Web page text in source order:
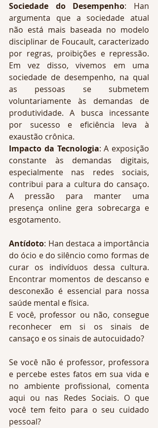
Sociedade do Desempenho: Han
argumenta que a sociedade atual
não está mais baseada no modelo
disciplinar de Foucault, caracterizado
por regras, proibições e repressão.
Em vez disso, vivemos em uma
sociedade de desempenho, na qual
as pessoas se submetem
voluntariamente às demandas de
produtividade. A busca incessante
por sucesso e eficiência leva à
exaustão crônica.
Impacto da Tecnologia: A exposição
constante às demandas digitais,
especialmente nas redes sociais,
contribui para a cultura do cansaço.
A pressão para manter uma
presença online gera sobrecarga e
esgotamento.
Antídoto: Han destaca a importância
do ócio e do silêncio como formas de
curar os indivíduos dessa cultura.
Encontrar momentos de descanso e
desconexão é essencial para nossa
saúde mental e física.
E você, professor ou não, consegue
reconhecer em si os sinais de
cansaço e os sinais de autocuidado?
Se você não é professor, professora
e percebe estes fatos em sua vida e
no ambiente profissional, comenta
aqui ou nas Redes Sociais. O que
você tem feito para o seu cuidado
pessoal?